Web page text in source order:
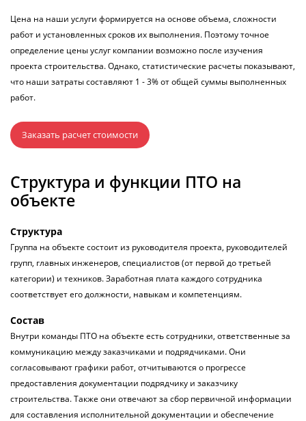
Цена на наши услуги формируется на основе объема, сложности
работ и установленных сроков их выполнения. Поэтому точное
определение цены услуг компании возможно после изучения
проекта строительства. Однако, статистические расчеты показывают,
что наши затраты составляют 1 - 3% от общей суммы выполненных
работ.
Заказать расчет стоимости
Структура и функции ПТО на
объекте
Структура
Группа на объекте состоит из руководителя проекта, руководителей
групп, главных инженеров, специалистов (от первой до третьей
категории) и техников. Заработная плата каждого сотрудника
соответствует его должности, навыкам и компетенциям.
Состав
Внутри команды ПТО на объекте есть сотрудники, ответственные за
коммуникацию между заказчиками и подрядчиками. Они
согласовывают графики работ, отчитываются о прогрессе
предоставления документации подрядчику и заказчику
строительства. Также они отвечают за сбор первичной информации
для составления исполнительной документации и обеспечение